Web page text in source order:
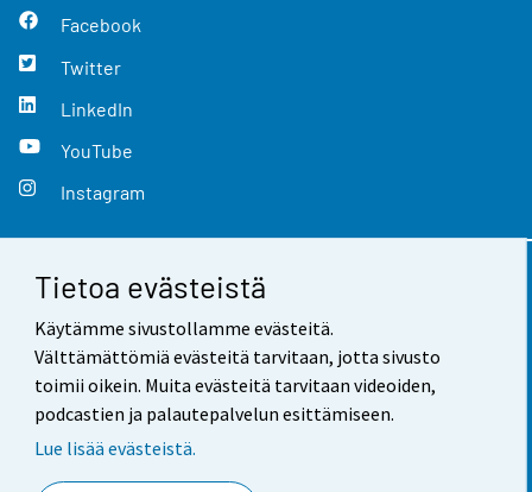
Tietoa evästeistä
Käytämme sivustollamme evästeitä.
Välttämättömiä evästeitä tarvitaan, jotta sivusto
toimii oikein. Muita evästeitä tarvitaan videoiden,
podcastien ja palautepalvelun esittämiseen.
Lue lisää evästeistä.
Facebook
Twitter
LinkedIn
YouTube
Instagram
Yhteystiedot
Palaute
Käyttöehdot
Saavutettavuus